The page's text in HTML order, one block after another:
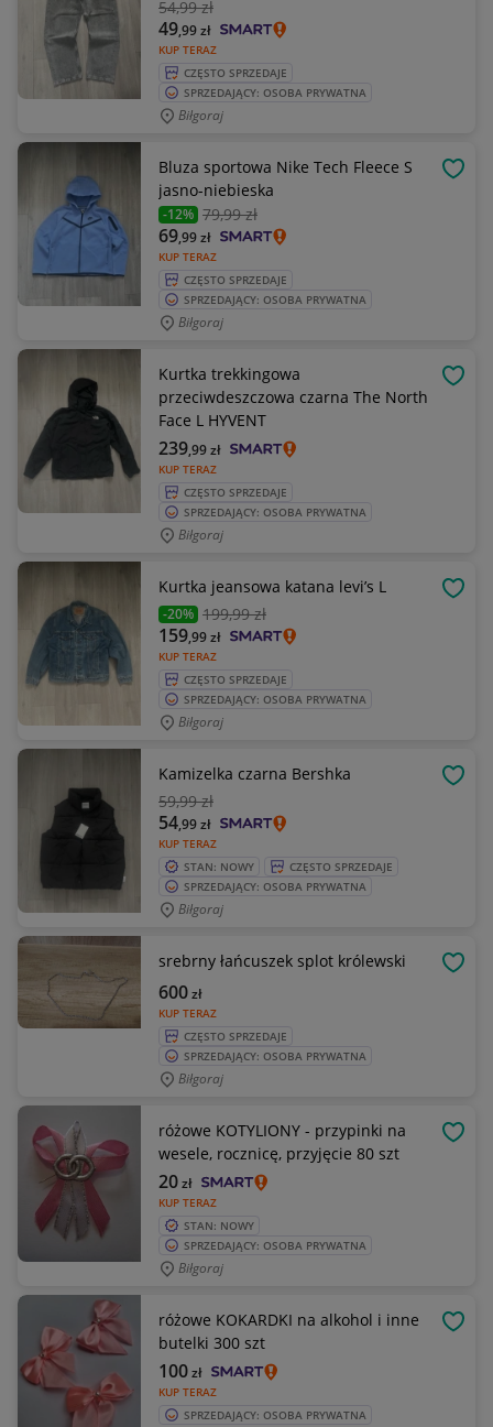
54,99 zł
KUP TERAZ
49,99zł
CZĘSTO SPRZEDAJE
SPRZEDAJĄCY: OSOBA PRYWATNA
Biłgoraj
Bluza sportowa Nike Tech Fleece S
jasno-niebieska
-12% 79,99 zł
KUP TERAZ
69,99zł
CZĘSTO SPRZEDAJE
SPRZEDAJĄCY: OSOBA PRYWATNA
Biłgoraj
Kurtka trekkingowa
przeciwdeszczowa czarna The North
Face L HYVENT
KUP TERAZ
239,99zł
CZĘSTO SPRZEDAJE
SPRZEDAJĄCY: OSOBA PRYWATNA
Biłgoraj
Kurtka jeansowa katana levi’s L
-20% 199,99 zł
KUP TERAZ
159,99zł
CZĘSTO SPRZEDAJE
SPRZEDAJĄCY: OSOBA PRYWATNA
Biłgoraj
Kamizelka czarna Bershka
59,99 zł
KUP TERAZ
54,99zł
STAN: NOWY
CZĘSTO SPRZEDAJE
SPRZEDAJĄCY: OSOBA PRYWATNA
Biłgoraj
srebrny łańcuszek splot królewski
KUP TERAZ
600zł
CZĘSTO SPRZEDAJE
SPRZEDAJĄCY: OSOBA PRYWATNA
Biłgoraj
różowe KOTYLIONY - przypinki na
wesele, rocznicę, przyjęcie 80 szt
KUP TERAZ
20zł
STAN: NOWY
SPRZEDAJĄCY: OSOBA PRYWATNA
Biłgoraj
różowe KOKARDKI na alkohol i inne
butelki 300 szt
KUP TERAZ
100zł
SPRZEDAJĄCY: OSOBA PRYWATNA